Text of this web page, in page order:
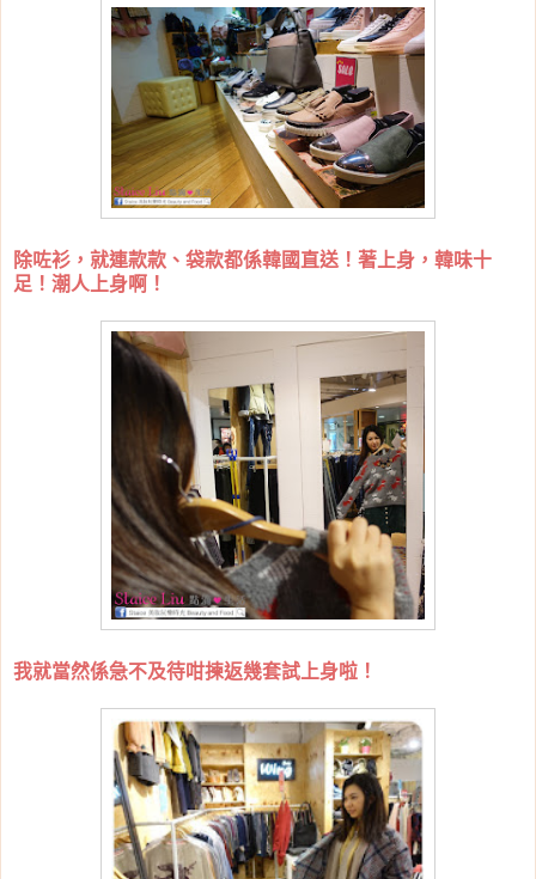
除咗衫，就連款款、袋款都係韓國直送！著上身，韓味十
足！潮人上身啊！
我就當然係急不及待咁揀返幾套試上身啦！